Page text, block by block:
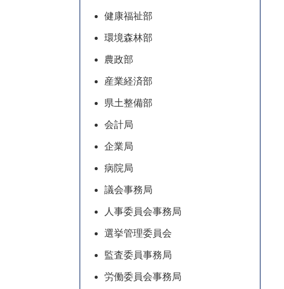
健康福祉部
環境森林部
農政部
産業経済部
県土整備部
会計局
企業局
病院局
議会事務局
人事委員会事務局
選挙管理委員会
監査委員事務局
労働委員会事務局